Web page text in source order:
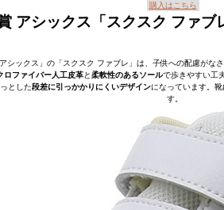
購入はこちら
アシックス「スクスク ファブ
シックス」の「スクスク ファブレ」は、子供への配慮がな
ロファイバー人工皮革と柔軟性のあるソールで歩きやすい工
とした段差に引っかかりにくいデザインになっています。
す。